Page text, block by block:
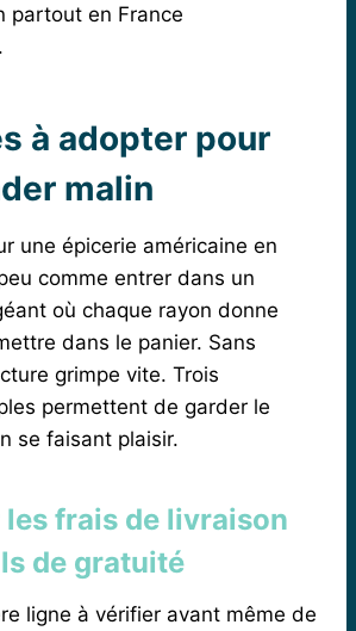
partout en France
à adopter pour
malin
une épicerie américaine en
comme entrer dans un
où chaque rayon donne
dans le panier. Sans
grimpe vite. Trois
permettent de garder le
se faisant plaisir.
les frais de livraison
de gratuité
ligne à vérifier avant même de